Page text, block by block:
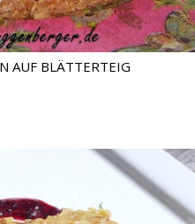
AUF BLÄTTERTEIG